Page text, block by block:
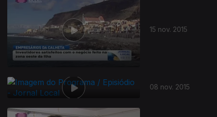
15 nov. 2015
08 nov. 2015